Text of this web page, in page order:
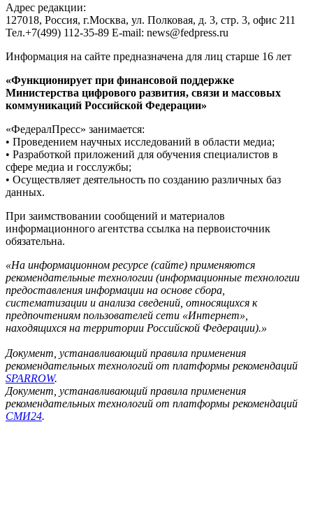
Адрес редакции:
127018, Россия, г.Москва, ул. Полковая, д. 3, стр. 3, офис 211
Тел.+7(499) 112-35-89 E-mail: news@fedpress.ru
Информация на сайте предназначена для лиц старше 16 лет
«Функционирует при финансовой поддержке
Министерства цифрового развития, связи и массовых
коммуникаций Российской Федерации»
«ФедералПресс» занимается:
• Проведением научных исследований в области медиа;
• Разработкой приложений для обучения специалистов в
сфере медиа и госслужбы;
• Осуществляет деятельность по созданию различных баз
данных.
При заимствовании сообщений и материалов
информационного агентства ссылка на первоисточник
обязательна.
«На информационном ресурсе (сайте) применяются
рекомендательные технологии (информационные технологии
предоставления информации на основе сбора,
систематизации и анализа сведений, относящихся к
предпочтениям пользователей сети «Интернет»,
находящихся на территории Российской Федерации).»
Документ, устанавливающий правила применения
рекомендательных технологий от платформы рекомендаций
SPARROW.
Документ, устанавливающий правила применения
рекомендательных технологий от платформы рекомендаций
СМИ24.